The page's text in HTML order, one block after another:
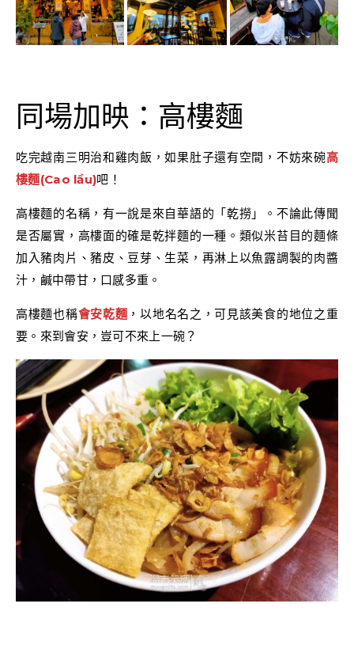
同場加映：高樓麵
吃完越南三明治和雞肉飯，如果肚子還有空間，不妨來碗高
樓麵(Cao lầu)吧！
高樓麵的名稱，有一說是來自華語的「乾撈」。不論此傳聞
是否屬實，高樓面的確是乾拌麵的一種。類似米苔目的麵條
加入豬肉片、豬皮、豆芽、生菜，再淋上以魚露調製的肉醬
汁，鹹中帶甘，口感多重。
高樓麵也稱會安乾麵 ，以地名名之，可見該美食的地位之重
要。來到會安，豈可不來上一碗？